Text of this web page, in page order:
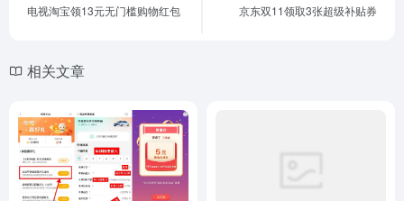
电视淘宝领13元无门槛购物红包 京东双11领取3张超级补贴券
相关文章